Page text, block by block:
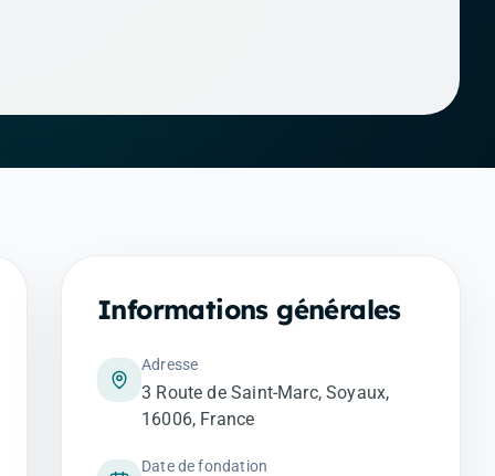
Informations générales
Adresse
3 Route de Saint-Marc, Soyaux,
16006, France
Date de fondation